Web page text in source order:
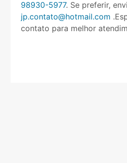
98930-5977. Se preferir,
jp.contato@hotmail.com
contato para melhor